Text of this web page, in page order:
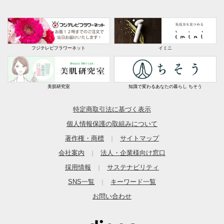
フジテレビフラワーネット イミニ
美肌研究室 知識で変わるあなたの暮らし ちそう
特定商取引法に基づく表示
個人情報保護の取組みについて
著作権・商標
｜
サイトマップ
会社案内
｜
法人・企業様向け窓口
採用情報
｜
サステナビリティ
SNS一覧
｜
キーワード一覧
お問い合わせ